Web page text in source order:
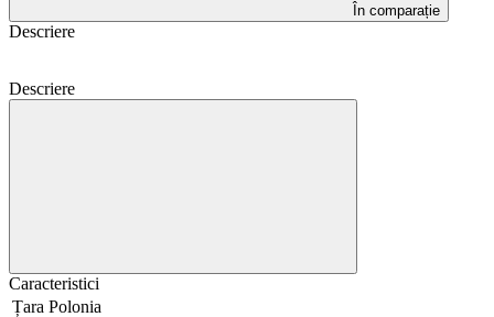
În comparație
Descriere
Descriere
Caracteristici
Țara Polonia